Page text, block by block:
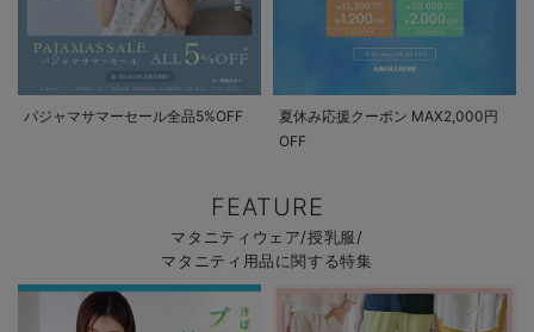
パジャマサマーセール全品5%OFF
夏休み応援クーポン MAX2,000円
OFF
FEATURE
マタニティウェア/授乳服/
マタニティ用品に関する特集